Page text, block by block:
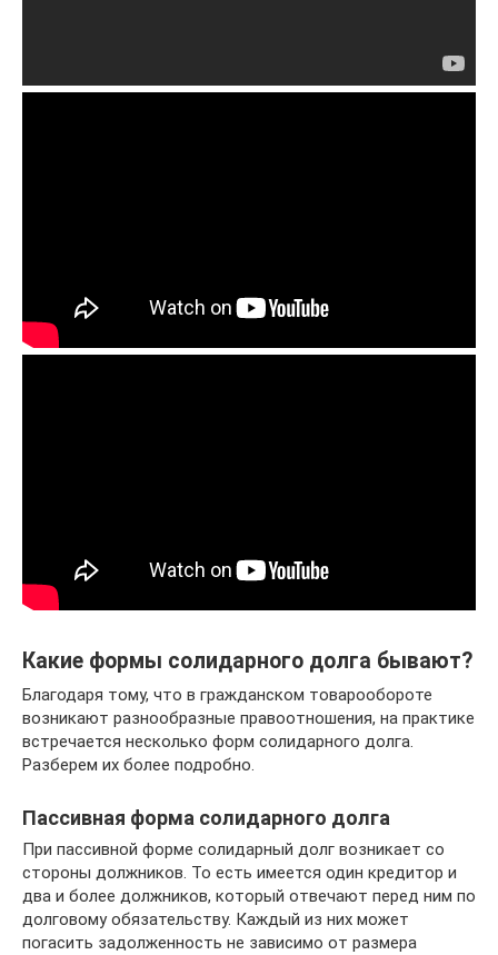
Какие формы солидарного долга бывают?
Благодаря тому, что в гражданском товарообороте
возникают разнообразные правоотношения, на практике
встречается несколько форм солидарного долга.
Разберем их более подробно.
Пассивная форма солидарного долга
При пассивной форме солидарный долг возникает со
стороны должников. То есть имеется один кредитор и
два и более должников, который отвечают перед ним по
долговому обязательству. Каждый из них может
погасить задолженность не зависимо от размера